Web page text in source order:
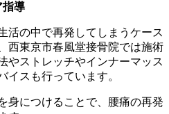
指導
活の中で再発してしまうケース
西東京市春風堂接骨院では施術
やストレッチやインナーマッス
イスも行っています。
身につけることで、腰痛の再発